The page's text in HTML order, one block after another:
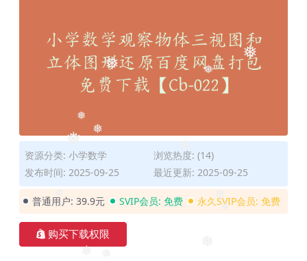
❅
❅
❅
❅
❅
❅
❅
❅
❅
❅
资源分类: 小学数学
浏览热度: (14)
发布时间: 2025-09-25
最近更新: 2025-09-25
普通用户: 39.9元 SVIP会员: 免费 永久SVIP会员: 免费
购买下载权限